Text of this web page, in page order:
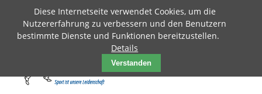
Diese Internetseite verwendet Cookies, um die
Nutzererfahrung zu verbessern und den Benutzern
bestimmte Dienste und Funktionen bereitzustellen.
Details
Verstanden